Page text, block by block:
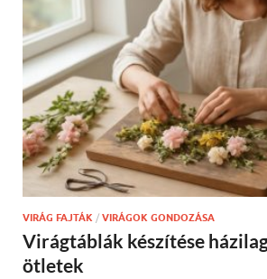
VIRÁG FAJTÁK / VIRÁGOK GONDOZÁSA
Virágtáblák készítése
ötletek